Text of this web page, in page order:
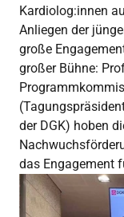
Kardiolog:innen
Anliegen der
große
großer Bühne:
der DGK) hoben
das Engagement